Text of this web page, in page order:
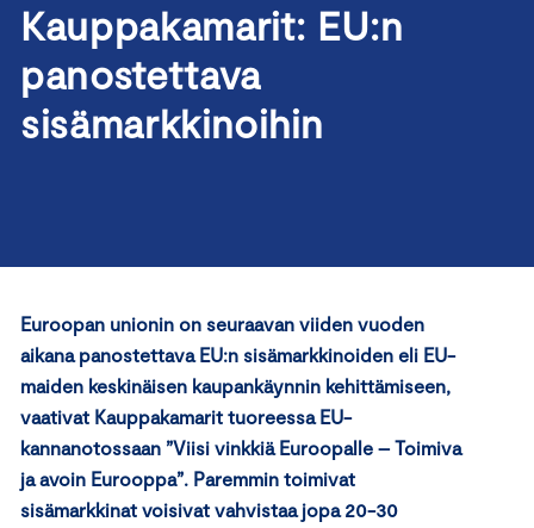
Kauppakamarit: EU:n
panostettava
sisämarkkinoihin
Euroopan unionin on seuraavan viiden vuoden
aikanapanostettavaEU:n sisämarkkinoiden eli EU-
maiden keskinäisen kaupankäynnin kehittämiseen,
vaativat Kauppakamarit tuoreessa EU-
kannanotossaan ”Viisi vinkkiä Euroopalle – Toimiva
ja avoin Eurooppa”. Paremmin toimivat
sisämarkkinat voisivat vahvistaa jopa 20-30